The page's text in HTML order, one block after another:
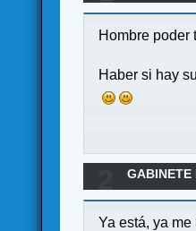
Hombre poder
Haber si hay
GABINETE
Ya está, ya